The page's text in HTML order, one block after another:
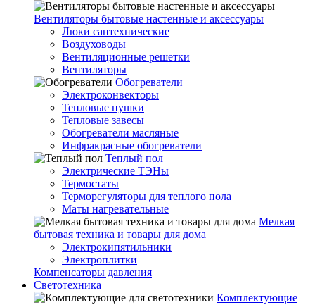
Вентиляторы бытовые настенные и аксессуары
Люки сантехнические
Воздуховоды
Вентиляционные решетки
Вентиляторы
Обогреватели
Электроконвекторы
Тепловые пушки
Тепловые завесы
Обогреватели масляные
Инфракрасные обогреватели
Теплый пол
Электрические ТЭНы
Термостаты
Терморегуляторы для теплого пола
Маты нагревательные
Мелкая
бытовая техника и товары для дома
Электрокипятильники
Электроплитки
Компенсаторы давления
Светотехника
Комплектующие